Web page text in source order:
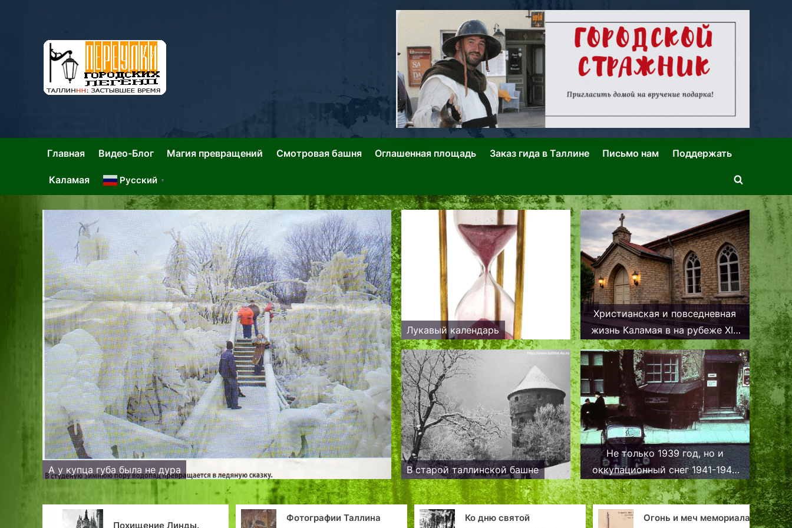
Таллин: Переулки Городских Легенд
Главная Видео-Блог Магия превращений Смотровая башня Оглашенная площадь Заказ гида в Таллине Письмо нам Поддержать
Каламая Русский ▼
Toggle
search
form
А у купца губа была не дура
Лукавый календарь
Христианская и повседневная
жизнь Каламая в на рубеже XIX
— XX веков.
В старой таллинской башне
Не только 1939 год, но и
оккупационный снег 1941-1944
годов. Таллин, цветные
фотографии.
Похищение Линды.
Фотографии Таллина
Ко дню святой
Огонь и меч мемориала